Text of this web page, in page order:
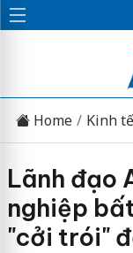
Home Kinh tế
Lãnh đạo
nghiệp
"cởi trói"